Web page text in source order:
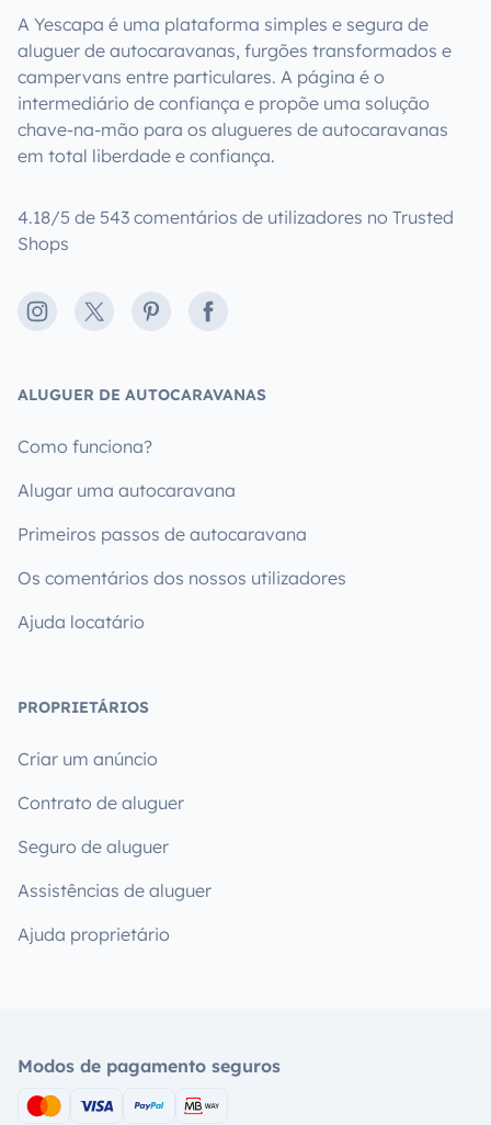
A Yescapa é uma plataforma simples e segura de
aluguer de autocaravanas, furgões transformados e
campervans entre particulares. A página é o
intermediário de confiança e propõe uma solução
chave-na-mão para os alugueres de autocaravanas
em total liberdade e confiança.
4.18/5 de 543 comentários de utilizadores no Trusted
Shops
Instagram
X PinterestFacebook
ALUGUER DE AUTOCARAVANAS
Como funciona?
Alugar uma autocaravana
Primeiros passos de autocaravana
Os comentários dos nossos utilizadores
Ajuda locatário
PROPRIETÁRIOS
Criar um anúncio
Contrato de aluguer
Seguro de aluguer
Assistências de aluguer
Ajuda proprietário
Modos de pagamento seguros